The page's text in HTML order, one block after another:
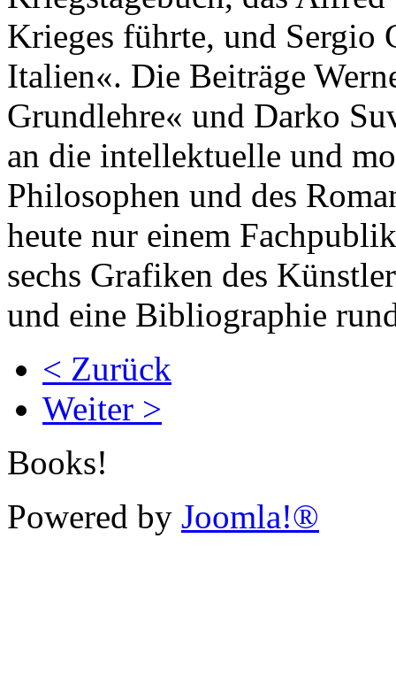
Krieges führte, und Sergio
Italien«. Die Beiträge
Grundlehre« und Darko
an die intellektuelle und
Philosophen und des
heute nur einem
sechs Grafiken des
und eine Bibliographie
< Zurück
Weiter >
Books!
Powered by Joomla!®